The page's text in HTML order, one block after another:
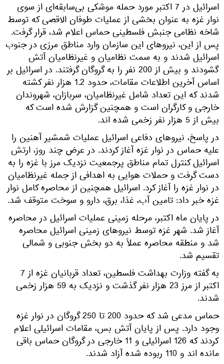
اسرائیل در 7 اکتبر مورد حمله موشکی بی‌سابقه‌ای از سوی
نوار غزه به عنوان بخشی از عملیات طوفان الاقصی که توسط
شاخه نظامی جنبش فلسطینی حماس اعلام شد، قرار گرفت.
پس از این، نیروهای این سازمان وارد مناطق مرزی در جنوب
اسرائیل شدند و به سمت نظامیان و غیرنظامیان آتش
گشودند و بیش از 200 نفر را به گروگان گرفتند. در اسرائیل بر
اساس آخرین اطلاعات مقامات، حدود 1.2 هزار نفر کشته
شدند که این تعداد شامل غیرنظامیان، سربازان، شهروندان
خارجی و کارگران است و همچنین گزارش شده است که
بیش از 5 هزار نفر زخمی شده اند.
در پاسخ، نیروهای دفاعی اسرائیل عملیات شمشیر آهنین را
علیه حماس در نوار غزه آغاز کردند. در عرض چند روز، ارتش
اسرائیل کنترل تمام مناطق پرجمعیت نزدیک مرز با غزه را به
دست گرفت و حملات هوایی به اهدافی از جمله غیرنظامیان
در نوار غزه را آغاز کرد. اسرائیل همچنین از محاصره کامل نوار
غزه خبر داد: تامین آب، غذا، برق، دارو و سوخت متوقف شد.
در پایان ماه اکتبر، مرحله زمینی عملیات اسرائیل در محاصره
آغاز شد. شهر غزه توسط نیروهای زمینی اسرائیل محاصره
شد و منطقه محاصره عملاً به دو بخش جنوبی و شمالی
تقسیم شد.
به گفته وزارت بهداشت فلسطین، تعداد قربانیان غزه از 7
اکتبر از مرز 23 هزار نفر گذشت و نزدیک به 59 هزار زخمی
شدند.
حماس مدعی شد که حدود 200 تا 250 گروگان در نوار غزه
وجود دارد. پس از پایان آتش بس، مقامات اسرائیلی اعلام
کردند که 126 اسرائیلی و 11 خارجی در گروگان حماس باقی
مانده اند و 110 ربوده شده آزاد شدند.